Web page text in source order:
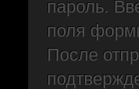
CourierSix :
пароль.
поля
После